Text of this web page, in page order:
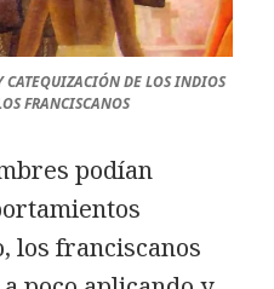
DE LOS INDIOS
FRANCISCANOS
podían
los franciscanos